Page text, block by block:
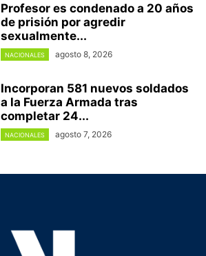
Profesor es condenado a 20 años
de prisión por agredir
sexualmente...
NACIONALES agosto 8, 2026
Incorporan 581 nuevos soldados
a la Fuerza Armada tras
completar 24...
NACIONALES agosto 7, 2026